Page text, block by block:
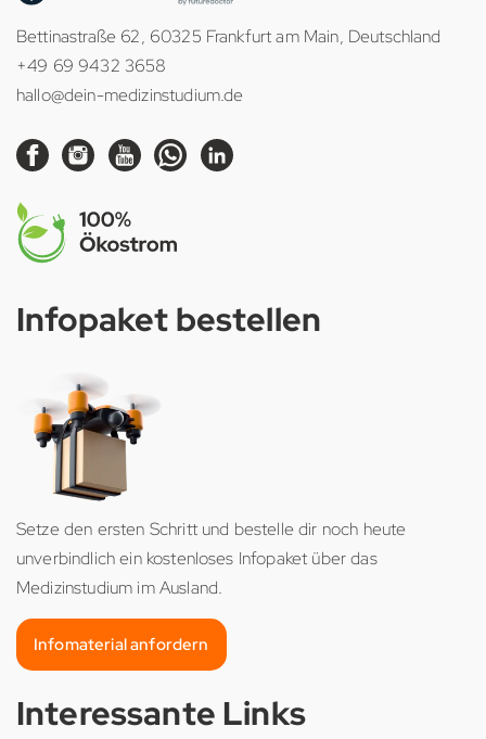
Bettinastraße 62, 60325 Frankfurt am Main, Deutschland
+49 69 9432 3658
hallo@dein-medizinstudium.de
Infopaket bestellen
Setze den ersten Schritt und bestelle dir noch heute
unverbindlich ein kostenloses Infopaket über das
Medizinstudium im Ausland.
Infomaterial anfordern
Interessante Links